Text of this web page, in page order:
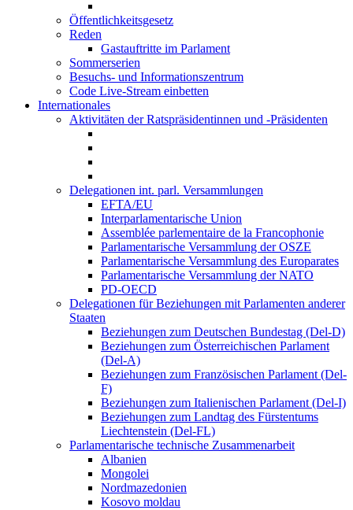
Öffentlichkeitsgesetz
Reden
Gastauftritte im Parlament
Sommerserien
Besuchs- und Informationszentrum
Code Live-Stream einbetten
Internationales
Aktivitäten der Ratspräsidentinnen und -Präsidenten
Delegationen int. parl. Versammlungen
EFTA/EU
Interparlamentarische Union
Assemblée parlementaire de la Francophonie
Parlamentarische Versammlung der OSZE
Parlamentarische Versammlung des Europarates
Parlamentarische Versammlung der NATO
PD-OECD
Delegationen für Beziehungen mit Parlamenten anderer
Staaten
Beziehungen zum Deutschen Bundestag (Del-D)
Beziehungen zum Österreichischen Parlament
(Del-A)
Beziehungen zum Französischen Parlament (Del-
F)
Beziehungen zum Italienischen Parlament (Del-I)
Beziehungen zum Landtag des Fürstentums
Liechtenstein (Del-FL)
Parlamentarische technische Zusammenarbeit
Albanien
Mongolei
Nordmazedonien
Kosovo moldau